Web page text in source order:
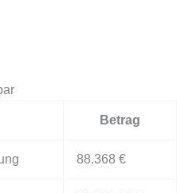
Betrag
88.368 €